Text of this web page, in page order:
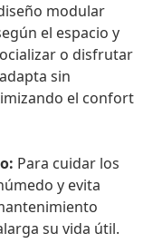
modular
el espacio y
o disfrutar
sin
el confort
Para cuidar los
y evita
su vida útil.